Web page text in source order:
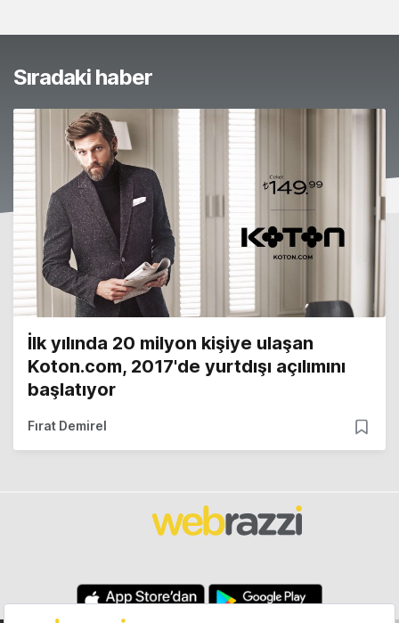
Sıradaki haber
İlk yılında 20 milyon kişiye ulaşan
Koton.com, 2017'de yurtdışı açılımını
başlatıyor
Fırat Demirel